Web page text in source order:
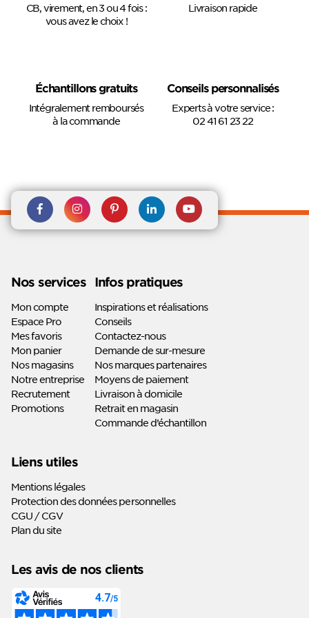
CB, virement, en 3 ou 4 fois :
vous avez le choix !
Livraison rapide
Échantillons gratuits
Intégralement remboursés
à la commande
Conseils personnalisés
Experts à votre service :
02 41 61 23 22
Rejoignez nous sur Facebook
Suivez-nous sur
Instagram
Suivez-nous sur
Pinterest
Suivez-
nous sur
Suivez-
nous sur
Nos services
Mon compte
Espace Pro
Mes favoris
Mon panier
Nos magasins
Notre entreprise
Recrutement
Promotions
Infos pratiques
Inspirations et réalisations
Conseils
Contactez-nous
Demande de sur-mesure
Nos marques partenaires
Moyens de paiement
Livraison à domicile
Retrait en magasin
Commande d’échantillon
Liens utiles
Mentions légales
Protection des données personnelles
CGU / CGV
Plan du site
Les avis de nos clients